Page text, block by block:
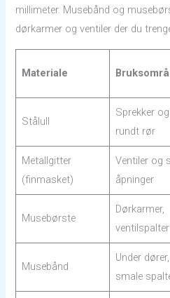
millimeter. Musebånd og
dørkarmer og ventiler der du
Materiale
Stålull
Sprekker
rundt rør
Metallgitter
(finmasket)
Ventiler og
åpninger
Musebørste
Dørkarmer,
ventilspalter
Musebånd
Under dører,
smale